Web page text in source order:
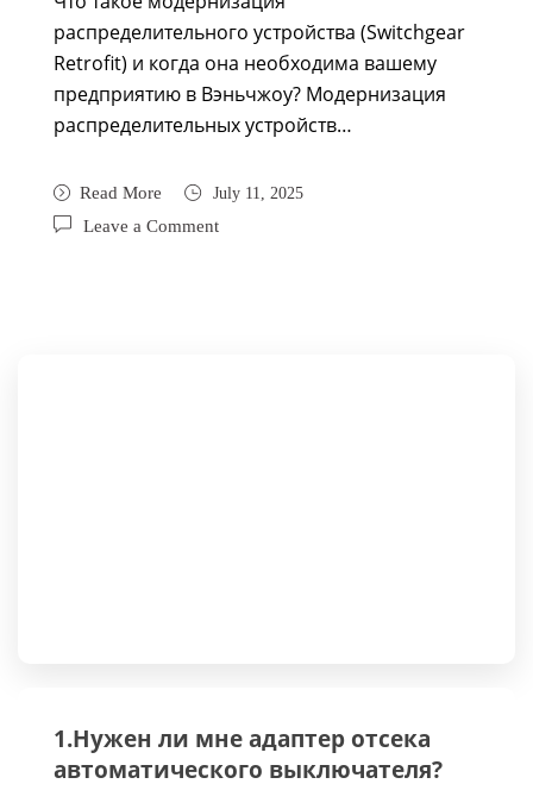
распределительного устройства (Switchgear
Retrofit) и когда она необходима вашему
предприятию в Вэньчжоу? Модернизация
распределительных устройств…
Read More July 11, 2025
Leave a Comment
1.Нужен ли мне адаптер отсека
автоматического выключателя?